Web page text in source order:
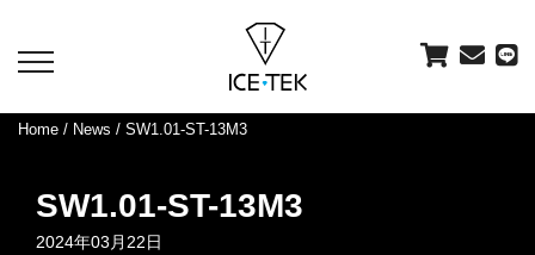
toggle
Home / News / SW1.01-ST-13M3
SW1.01-ST-13M3
2024年03月22日